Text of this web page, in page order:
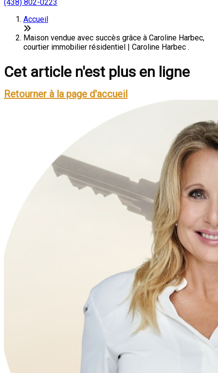
(438) 802-0223
Accueil
Maison vendue avec succès grâce à Caroline Harbec,
courtier immobilier résidentiel | Caroline Harbec .
Cet article n'est plus en ligne
Retourner à la page d'accueil